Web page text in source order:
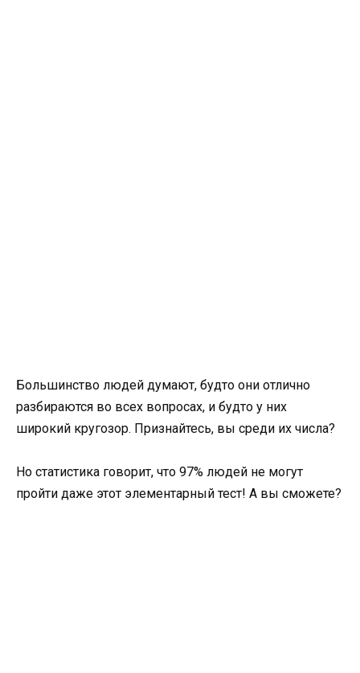
Большинство людей думают, будто они отлично
разбираются во всех вопросах, и будто у них
широкий кругозор. Признайтесь, вы среди их числа?
Но статистика говорит, что 97% людей не могут
пройти даже этот элементарный тест! А вы сможете?